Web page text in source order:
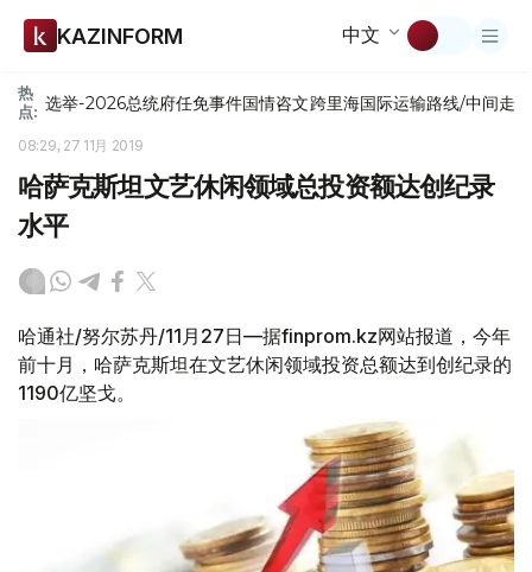
KAZINFORM 中文
热
点: 选举-2026总统府任免事件国情咨文跨里海国际运输路线/中间走廊
08:29, 27 11月 2019
哈萨克斯坦文艺休闲领域总投资额达创纪录
水平
哈通社/努尔苏丹/11月27日—据finprom.kz网站报道，今年
前十月，哈萨克斯坦在文艺休闲领域投资总额达到创纪录的
1190亿坚戈。